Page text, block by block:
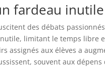
fardeau inutile
des débats
limitant le temps libre
assignés aux élèves a
souvent aux